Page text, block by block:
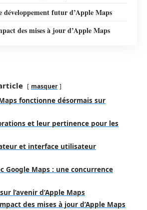
futur d’Apple Maps
des mises à jour d’Apple Maps
masquer
fonctionne désormais sur
et leur pertinence pour les
et interface utilisateur
Google Maps : une concurrence
l’avenir d’Apple Maps
des mises à jour d’Apple Maps